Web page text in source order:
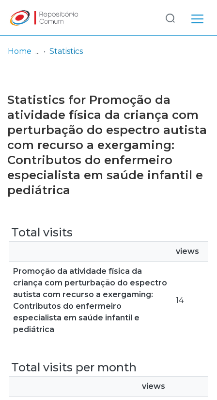
Browse repository
Entities
Log
In
(current)
Home Statistics
Statistics for Promoção da
atividade física da criança com
perturbação do espectro autista
com recurso a exergaming:
Contributos do enfermeiro
especialista em saúde infantil e
pediátrica
Total visits
views
Promoção da atividade física da
criança com perturbação do espectro
autista com recurso a exergaming:
Contributos do enfermeiro
especialista em saúde infantil e
pediátrica
14
Total visits per month
views